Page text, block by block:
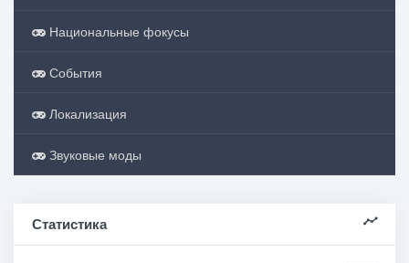
Национальные фокусы
События
Локализация
Звуковые моды
Статистика